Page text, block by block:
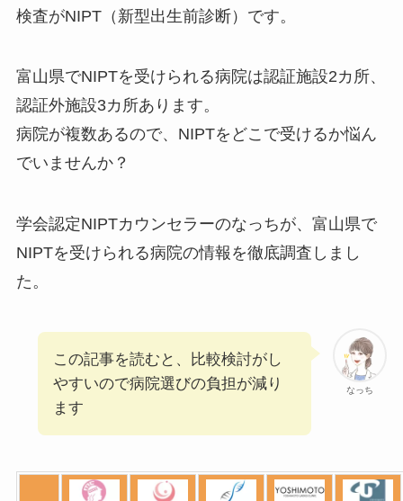
検査がNIPT（新型出生前診断）です。
富山県でNIPTを受けられる病院は認証施設2カ所、
認証外施設3カ所あります。
病院が複数あるので、NIPTをどこで受けるか悩ん
でいませんか？
学会認定NIPTカウンセラーのなっちが、富山県で
NIPTを受けられる病院の情報を徹底調査しまし
た。
なっち
この記事を読むと、比較検討がし
やすいので病院選びの負担が減り
ます